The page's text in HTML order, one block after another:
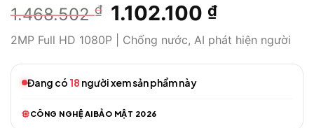
1.468.502₫
Giá
gốc
là:
1.468.502 ₫.
1.102.100 ₫Giá
tại
là:
2MP Full HD 1080P | Chống nước, AI phát hiện người
Đang có 18 người xem sản phẩm này
CÔNG NGHỆ AIBẢO MẬT 2026